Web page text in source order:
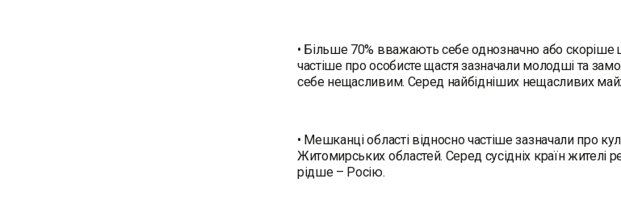
• Більше 70% вважають себе однозначно або
частіше про особисте щастя зазначали молодші та
себе нещасливим. Серед найбідніших нещасливих
• Мешканці області відносно частіше зазначали про
Житомирських областей. Серед сусідніх країн жителі
рідше – Росію.